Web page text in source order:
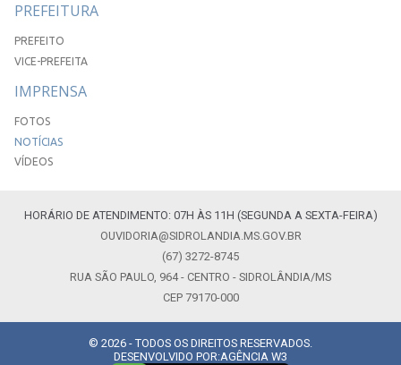
PREFEITURA
PREFEITO
VICE-PREFEITA
IMPRENSA
FOTOS
NOTÍCIAS
VÍDEOS
HORÁRIO DE ATENDIMENTO: 07H ÀS 11H (SEGUNDA A SEXTA-FEIRA)
OUVIDORIA@SIDROLANDIA.MS.GOV.BR
(67) 3272-8745
RUA SÃO PAULO, 964 - CENTRO - SIDROLÂNDIA/MS
CEP 79170-000
© 2026 - TODOS OS DIREITOS RESERVADOS.
DESENVOLVIDO POR:AGÊNCIA W3